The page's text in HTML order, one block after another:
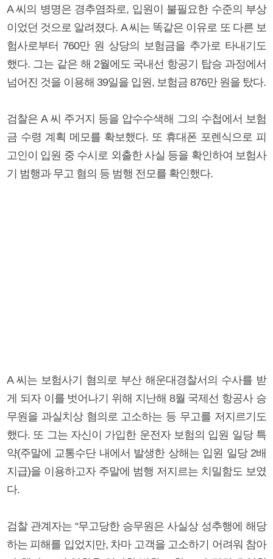
A 씨의 병명은 경추염좌로, 입원이 불필요한 수준의 부상
이었던 것으로 알려졌다. A 씨는 똑같은 이유로 또 다른 보
험사로부터 760만 원 상당의 보험금을 추가로 타내기도
했다. 그는 같은 해 2월에도 국내선 항공기 탑승 과정에서
넘어진 것을 이용해 39일을 입원, 보험금 876만 원을 탔다.
검찰은 A 씨 주거지 등을 압수수색해 그의 수첩에서 보험
금 수령 계획 메모를 확보했다. 또 휴대폰 포렌식으로 피
고인이 입원 중 수시로 외출한 사실 등을 확인하여 보험사
기 범행과 무고 혐의 등 범행 전모를 확인했다.
A 씨는 보험사기 혐의로 부산 해운대경찰서의 수사를 받
게 되자 이를 벗어나기 위해 지난해 8월 국제선 항공사 승
무원을 과실치상 혐의로 고소하는 등 무고를 저지르기도
했다. 또 그는 자신이 가입한 운전자 보험의 입원 일당 특
약(주말에 교통수단 내에서 발생한 상해는 입원 일당 2배
지급)을 이용하고자 주말에 범행 저지르는 치밀함도 보였
다.
검찰 관계자는 “무고당한 승무원은 사실상 성추행에 해당
하는 피해를 입었지만, 차마 고객을 고소하기 어려워 참아